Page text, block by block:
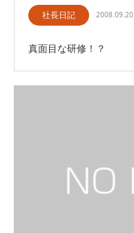
社長日記 2008.09.20
真面目な研修！？